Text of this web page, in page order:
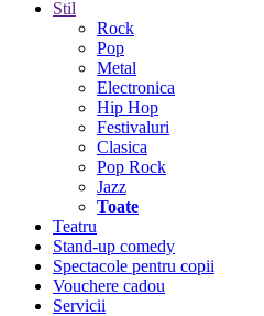
Stil
Rock
Pop
Metal
Electronica
Hip Hop
Festivaluri
Clasica
Pop Rock
Jazz
Toate
Teatru
Stand-up comedy
Spectacole pentru copii
Vouchere cadou
Servicii